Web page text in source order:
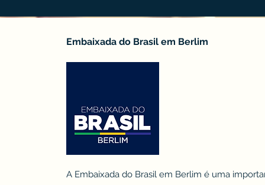
Embaixada do Brasil em Berlim
A Embaixada do Brasil em Berlim é uma